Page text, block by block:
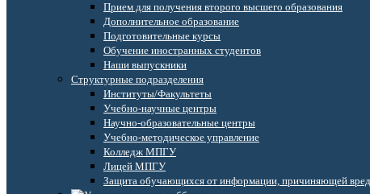
Прием для получения второго высшего образования
Дополнительное образование
Подготовительные курсы
Обучение иностранных студентов
Наши выпускники
Структурные подразделения
Институты/Факультеты
Учебно-научные центры
Научно-образовательные центры
Учебно-методическое управление
Колледж МПГУ
Лицей МПГУ
Защита обучающихся от информации, причиняющей